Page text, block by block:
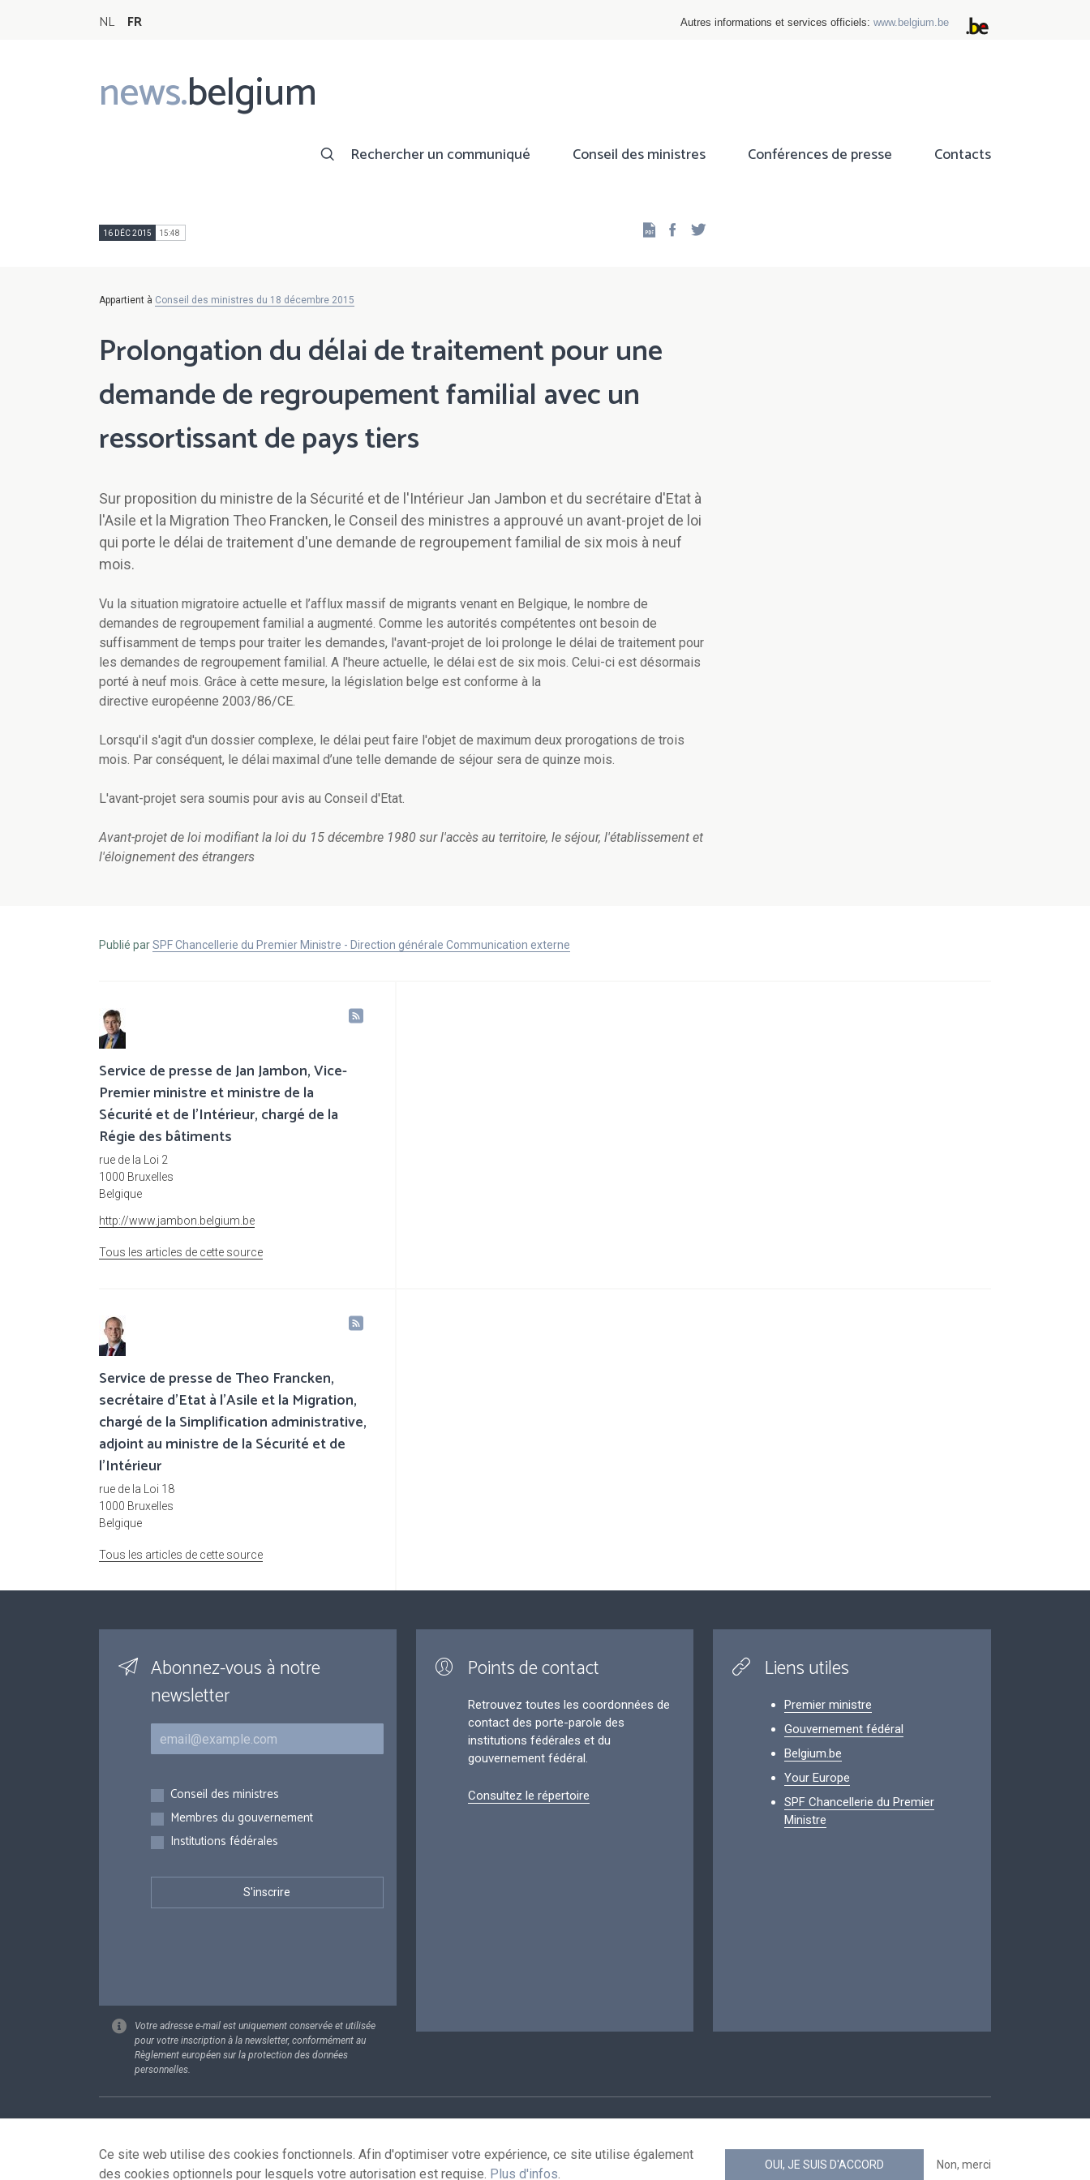
NL FR Autres informations et services officiels: www.belgium.be
news.belgium
Main
navigation
Rechercher un communiqué Conseil des ministres Conférences de presse Contacts
16 DÉC 2015 15:48 Facebook
Appartient à Conseil des ministres du 18 décembre 2015
Prolongation du délai de traitement pour une
demande de regroupement familial avec un
ressortissant de pays tiers
Sur proposition du ministre de la Sécurité et de l'Intérieur Jan Jambon et du secrétaire d'Etat à
l'Asile et la Migration Theo Francken, le Conseil des ministres a approuvé un avant-projet de loi
qui porte le délai de traitement d'une demande de regroupement familial de six mois à neuf
mois.
Vu la situation migratoire actuelle et l’afflux massif de migrants venant en Belgique, le nombre de
demandes de regroupement familial a augmenté. Comme les autorités compétentes ont besoin de
suffisamment de temps pour traiter les demandes, l'avant-projet de loi prolonge le délai de traitement pour
les demandes de regroupement familial. A l'heure actuelle, le délai est de six mois. Celui-ci est désormais
porté à neuf mois. Grâce à cette mesure, la législation belge est conforme à la
directive européenne 2003/86/CE.
Lorsqu'il s'agit d'un dossier complexe, le délai peut faire l'objet de maximum deux prorogations de trois
mois. Par conséquent, le délai maximal d’une telle demande de séjour sera de quinze mois.
L'avant-projet sera soumis pour avis au Conseil d'Etat.
Avant-projet de loi modifiant la loi du 15 décembre 1980 sur l'accès au territoire, le séjour, l'établissement et
l'éloignement des étrangers
Publié parSPF Chancellerie du Premier Ministre - Direction générale Communication externe
Service de presse de Jan Jambon, Vice-
Premier ministre et ministre de la
Sécurité et de l'Intérieur, chargé de la
Régie des bâtiments
rue de la Loi 2
1000 Bruxelles
Belgique
http://www.jambon.belgium.be
Tous les articles de cette source
Service de presse de Theo Francken,
secrétaire d'Etat à l'Asile et la Migration,
chargé de la Simplification administrative,
adjoint au ministre de la Sécurité et de
l'Intérieur
rue de la Loi 18
1000 Bruxelles
Belgique
Tous les articles de cette source
Abonnez-vous à notre
newsletter
Courriel
Inscriptions
Conseil des ministres
Membres du gouvernement
Institutions fédérales
Votre adresse e-mail est uniquement conservée et utilisée
pour votre inscription à la newsletter, conformément au
Règlement européen sur la protection des données
personnelles.
Points de contact
Retrouvez toutes les coordonnées de
contact des porte-parole des
institutions fédérales et du
gouvernement fédéral.
Consultez le répertoire
Liens utiles
Premier ministre
Gouvernement fédéral
Belgium.be
Your Europe
SPF Chancellerie du Premier
Ministre
Ce site web utilise des cookies fonctionnels. Afin d'optimiser votre expérience, ce site utilise également
des cookies optionnels pour lesquels votre autorisation est requise. Plus d'infos.
OUI, JE SUIS D'ACCORD Non, merci